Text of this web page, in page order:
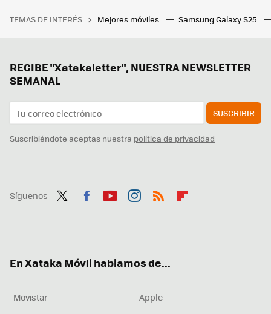
TEMAS DE INTERÉS Mejores móviles Samsung Galaxy S25
RECIBE "Xatakaletter", NUESTRA NEWSLETTER
SEMANAL
SUSCRIBIR
Suscribiéndote aceptas nuestra política de privacidad
Síguenos
En Xataka Móvil hablamos de...
Movistar
Apple